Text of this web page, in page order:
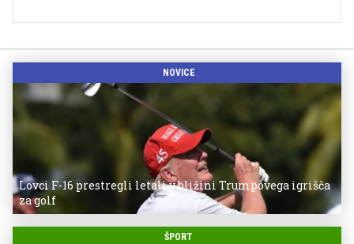
NOVICE
Lovci F-16 prestregli letali v bližini Trumpovega igrišča
za golf
ŠPORT